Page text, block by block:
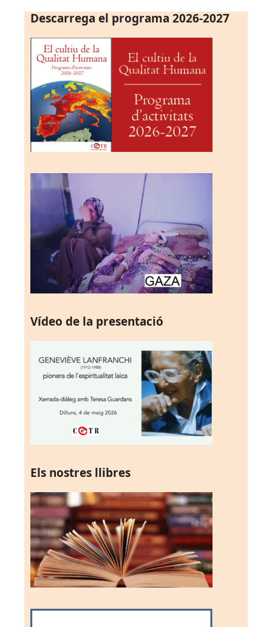
Descarrega el programa 2026-2027
Vídeo de la presentació
Els nostres llibres